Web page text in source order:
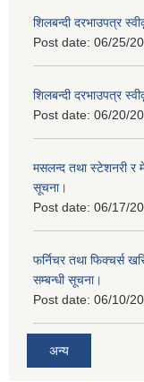
शिलबन्दी दरभाउपत्र
Post date: 06/25/
शिलबन्दी दरभाउपत्र
Post date: 06/20/
मसलन्द तथा स्टेशनरी र
सूचना।
Post date: 06/17/
फर्निचर तथा फिक्चर्स
सम्बन्धी सूचना।
Post date: 06/10/
अन्य